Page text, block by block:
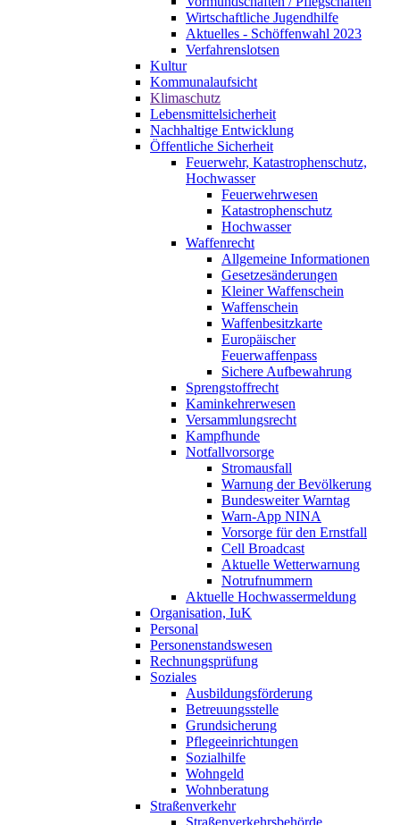
Wirtschaftliche Jugendhilfe
Aktuelles - Schöffenwahl 2023
Verfahrenslotsen
Kultur
Kommunalaufsicht
Klimaschutz
Lebensmittelsicherheit
Nachhaltige Entwicklung
Öffentliche Sicherheit
Feuerwehr, Katastrophenschutz,
Hochwasser
Feuerwehrwesen
Katastrophenschutz
Hochwasser
Waffenrecht
Allgemeine Informationen
Gesetzesänderungen
Kleiner Waffenschein
Waffenschein
Waffenbesitzkarte
Europäischer
Feuerwaffenpass
Sichere Aufbewahrung
Sprengstoffrecht
Kaminkehrerwesen
Versammlungsrecht
Kampfhunde
Notfallvorsorge
Stromausfall
Warnung der Bevölkerung
Bundesweiter Warntag
Warn-App NINA
Vorsorge für den Ernstfall
Cell Broadcast
Aktuelle Wetterwarnung
Notrufnummern
Aktuelle Hochwassermeldung
Organisation, IuK
Personal
Personenstandswesen
Rechnungsprüfung
Soziales
Ausbildungsförderung
Betreuungsstelle
Grundsicherung
Pflegeeinrichtungen
Sozialhilfe
Wohngeld
Wohnberatung
Straßenverkehr
Straßenverkehrsbehörde